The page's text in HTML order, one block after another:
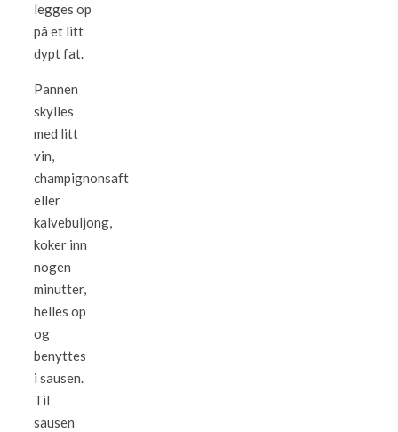
legges op
på et litt
dypt fat.
Pannen
skylles
med litt
vin,
champignonsaft
eller
kalvebuljong,
koker inn
nogen
minutter,
helles op
og
benyttes
i sausen.
Til
sausen